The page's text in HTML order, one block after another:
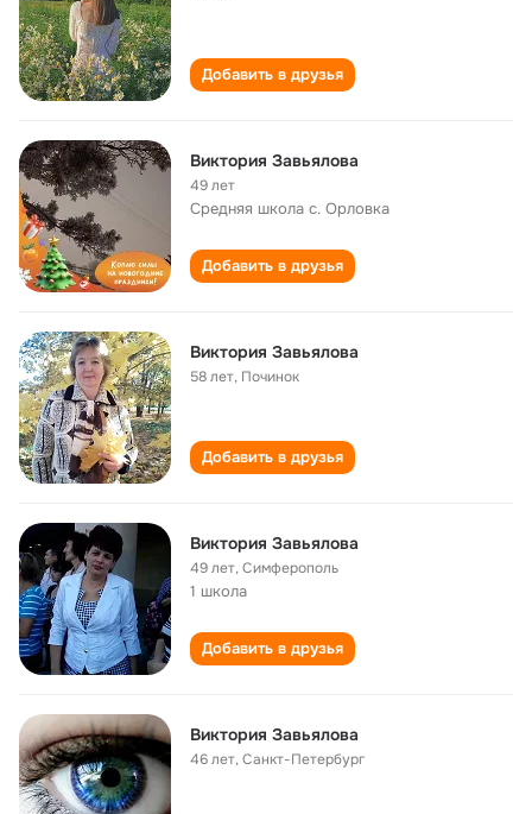
Добавить в друзья
Виктория Завьялова
49 лет
Средняя школа с. Орловка
Добавить в друзья
Виктория Завьялова
58 лет, Починок
Добавить в друзья
Виктория Завьялова
49 лет,Симферополь
1 школа
Добавить в друзья
Виктория Завьялова
46 лет,Санкт-Петербург